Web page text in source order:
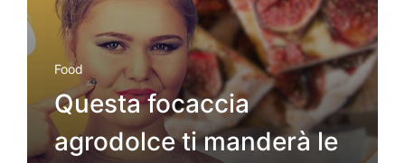
Food
Questa focaccia
agrodolce ti manderà le